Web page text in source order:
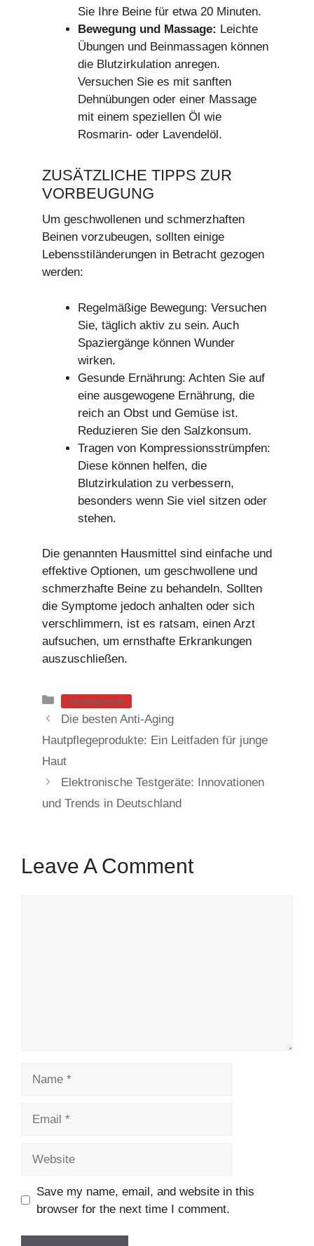
Sie Ihre Beine für etwa 20 Minuten.
Bewegung und Massage: Leichte
Übungen und Beinmassagen können
die Blutzirkulation anregen.
Versuchen Sie es mit sanften
Dehnübungen oder einer Massage
mit einem speziellen Öl wie
Rosmarin- oder Lavendelöl.
ZUSÄTZLICHE TIPPS ZUR
VORBEUGUNG
Um geschwollenen und schmerzhaften
Beinen vorzubeugen, sollten einige
Lebensstiländerungen in Betracht gezogen
werden:
Regelmäßige Bewegung: Versuchen
Sie, täglich aktiv zu sein. Auch
Spaziergänge können Wunder
wirken.
Gesunde Ernährung: Achten Sie auf
eine ausgewogene Ernährung, die
reich an Obst und Gemüse ist.
Reduzieren Sie den Salzkonsum.
Tragen von Kompressionsstrümpfen:
Diese können helfen, die
Blutzirkulation zu verbessern,
besonders wenn Sie viel sitzen oder
stehen.
Die genannten Hausmittel sind einfache und
effektive Optionen, um geschwollene und
schmerzhafte Beine zu behandeln. Sollten
die Symptome jedoch anhalten oder sich
verschlimmern, ist es ratsam, einen Arzt
aufsuchen, um ernsthafte Erkrankungen
auszuschließen.
Categories
Uncategorized
Die besten Anti-Aging
Hautpflegeprodukte: Ein Leitfaden für junge
Haut
Elektronische Testgeräte: Innovationen
und Trends in Deutschland
Leave A Comment
Save my name, email, and website in this
browser for the next time I comment.